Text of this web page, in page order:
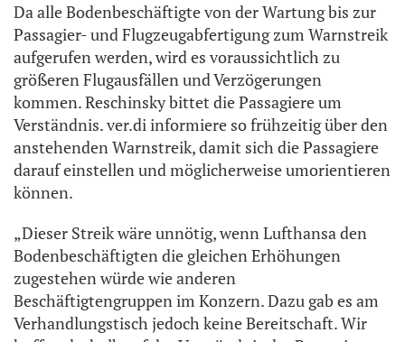
Da alle Bodenbeschäftigte von der Wartung bis zur
Passagier- und Flugzeugabfertigung zum Warnstreik
aufgerufen werden, wird es voraussichtlich zu
größeren Flugausfällen und Verzögerungen
kommen. Reschinsky bittet die Passagiere um
Verständnis. ver.di informiere so frühzeitig über den
anstehenden Warnstreik, damit sich die Passagiere
darauf einstellen und möglicherweise umorientieren
können.
„Dieser Streik wäre unnötig, wenn Lufthansa den
Bodenbeschäftigten die gleichen Erhöhungen
zugestehen würde wie anderen
Beschäftigtengruppen im Konzern. Dazu gab es am
Verhandlungstisch jedoch keine Bereitschaft. Wir